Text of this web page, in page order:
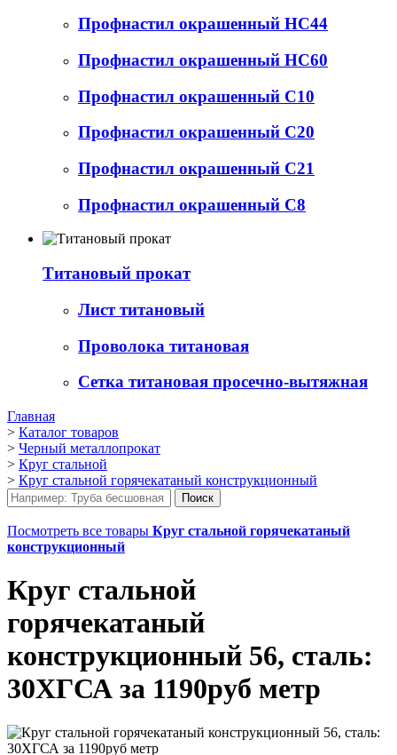
Профнастил окрашенный НС44
Профнастил окрашенный НС60
Профнастил окрашенный С10
Профнастил окрашенный С20
Профнастил окрашенный С21
Профнастил окрашенный С8
Титановый прокат
Лист титановый
Проволока титановая
Сетка титановая просечно-вытяжная
Главная
> Каталог товаров
> Черный металлопрокат
> Круг стальной
> Круг стальной горячекатаный конструкционный
Посмотреть все товары Круг стальной горячекатаный
конструкционный
Круг стальной
горячекатаный
конструкционный 56, сталь:
30ХГСА за 1190руб метр